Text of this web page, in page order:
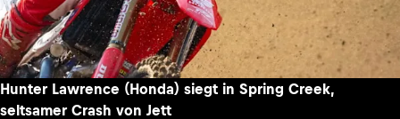
Hunter Lawrence (Honda) siegt in Spring Creek,
seltsamer Crash von Jett